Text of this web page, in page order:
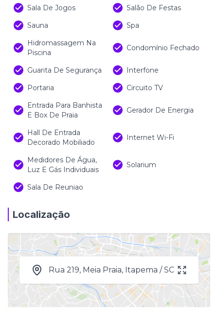
Sala De Jogos
Salão De Festas
Sauna
Spa
Hidromassagem Na
Piscina
Condomínio Fechado
Guarita De Segurança
Interfone
Portaria
Circuito TV
Entrada Para Banhista
E Box De Praia
Gerador De Energia
Hall De Entrada
Decorado Mobiliado
Internet Wi-Fi
Medidores De Água,
Luz E Gás Individuais
Solarium
Sala De Reuniao
Localização
Rua 219, Meia Praia, Itapema / SC